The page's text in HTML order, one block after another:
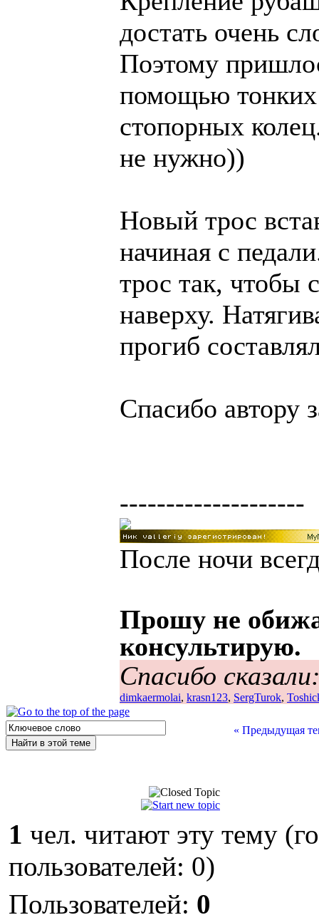
достать очень
Поэтому
помощью тонких
стопорных
не нужно))
Новый трос
начиная с
трос так, чтобы
наверху.
прогиб
Спасибо автору
--------------------
После ночи
Прошу не
консультирую.
Спасибо
dimkaermolai, krasn123, SergTurok,
« Предыдущая
1 чел. читают эту тему
пользователей: 0)
Пользователей: 0